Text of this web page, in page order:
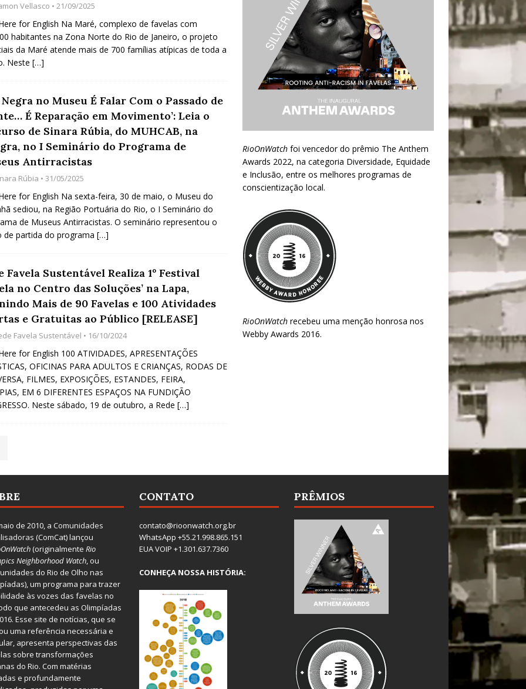
Vellasco • 21/09/2025
for English Na Maré, complexo de favelas com
habitantes na Zona Norte do Rio de Janeiro, o projeto
da Maré atende mais de 700 famílias atípicas de toda a
Neste […]
Negra no Museu É Falar Com o Passado de
É Reparação em Movimento’: Leia o
de Sinara Rúbia, do MUHCAB, na
no I Seminário do Programa de
Antirracistas
Rúbia • 31/05/2025
for English Na sexta-feira, 30 de maio, o Museu do
sediou, na Região Portuária do Rio, o I Seminário do
de Museus Antirracistas. O seminário representou o
de partida do programa […]
Favela Sustentável Realiza 1º Festival
no Centro das Soluções’ na Lapa,
Mais de 90 Favelas e 100 Atividades
e Gratuitas ao Público [RELEASE]
Favela Sustentável • 16/10/2024
for English 100 ATIVIDADES, APRESENTAÇÕES
OFICINAS PARA ADULTOS E CRIANÇAS, RODAS DE
FILMES, EXPOSIÇÕES, ESTANDES, FEIRA,
EM 6 DIFERENTES ESPAÇOS NA FUNDIÇÃO
Neste sábado, 19 de outubro, a Rede […]
RioOnWatchfoi vencedor do prêmio The Anthem
Awards 2022, na categoria Diversidade, Equidade
e Inclusão, entre os melhores programas de
conscientização local.
RioOnWatchrecebeu uma menção honrosa nos
Webby Awards 2016.
de 2010, a Comunidades
(ComCat) lançou
(originalmente Rio
Neighborhood Watch, ou
do Rio de Olho nas
um programa para trazer
às vozes das favelas no
que antecedeu as Olimpíadas
Esse site de notícias, que se
uma referência necessária e
apresenta perspectivas das
sobre transformações
do Rio. Com matérias
e profundamente
CONTATO
contato@rioonwatch.org.br
WhatsApp +55.21.998.865.151
EUA VOIP +1.301.637.7360
CONHEÇA NOSSA HISTÓRIA:
PRÊMIOS